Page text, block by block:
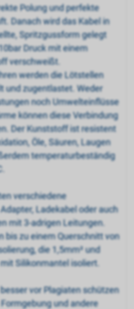
Polung und perfekte
Danach wird das Kabel in
Spritzgussform gelegt
Druck mit einem
verschweißt.
werden die Lötstellen
und zugentlastet. Weder
noch Umwelteinflüsse
können diese Verbindung
Der Kunststoff ist resistent
Öle, Säuren, Laugen
temperaturbeständig
verschiedene
Ladekabel oder auch
mit 3-adrigen Leitungen.
bis zu einem Querschnitt von
die 1,5mm² und
Silikonmantel isoliert.
vor Plagiaten schützen
und andere